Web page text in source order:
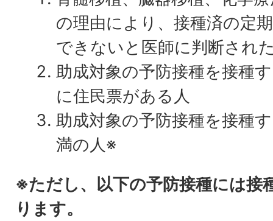
の理由により、接種済の定
できないと医師に判断され
助成対象の予防接種を接種
に住民票がある人
助成対象の予防接種を接種
満の人※
※ただし、以下の予防接種には接
ります。